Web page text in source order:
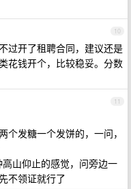
10
过开了租聘合同，建议还是
花钱开个，比较稳妥。分数
11
发糖一个发饼的，一问，
山仰止的感觉，问旁边一
不领证就行了